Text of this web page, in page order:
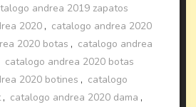
andrea 2019 zapatos
2020 , catalogo andrea 2020
2020 botas , catalogo andrea
catalogo andrea 2020 botas
2020 botines , catalogo
, catalogo andrea 2020 dama ,